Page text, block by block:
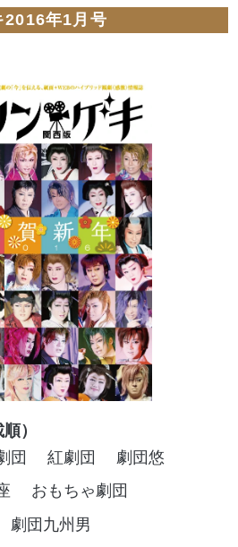
年1月号
）
団 紅劇団
劇団悠
おもちゃ劇団
劇団九州男